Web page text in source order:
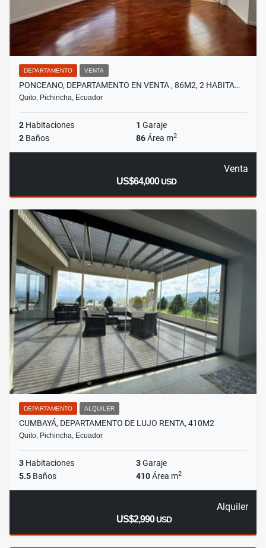
DEPARTAMENTO VENTA
PONCEANO, DEPARTAMENTO EN VENTA , 86M2, 2 HABITA…
Quito, Pichincha, Ecuador
2 Habitaciones 1 Garaje
2 Baños 86Área m2
Venta
US$64,000USD
DEPARTAMENTO ALQUILER
CUMBAYÁ, DEPARTAMENTO DE LUJO RENTA, 410M2
Quito, Pichincha, Ecuador
3 Habitaciones 3Garaje
5.5 Baños 410Área m2
Alquiler
US$2,990USD